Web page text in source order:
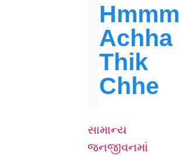
Hmmm
Achha
Thik
Chhe
સામાન્ય
જનજીવનમાં